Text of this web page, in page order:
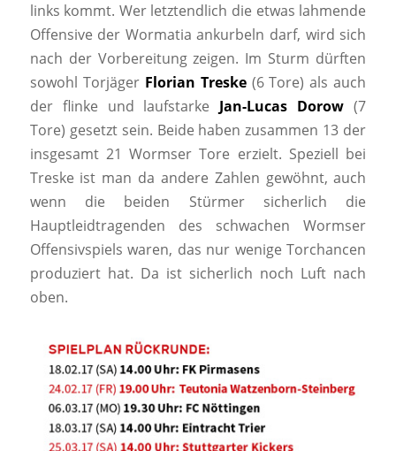
links kommt. Wer letztendlich die etwas lahmende
Offensive der Wormatia ankurbeln darf, wird sich
nach der Vorbereitung zeigen. Im Sturm dürften
sowohl Torjäger Florian Treske(6 Tore) als auch
der flinke und laufstarkeJan-Lucas Dorow (7
Tore) gesetzt sein. Beide haben zusammen 13 der
insgesamt 21 Wormser Tore erzielt. Speziell bei
Treske ist man da andere Zahlen gewöhnt, auch
wenn die beiden Stürmer sicherlich die
Hauptleidtragenden des schwachen Wormser
Offensivspiels waren, das nur wenige Torchancen
produziert hat. Da ist sicherlich noch Luft nach
oben.